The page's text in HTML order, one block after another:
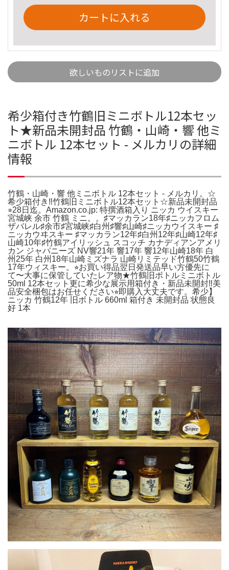
カートに入れる
欲しいものリストに追加
希少箱付き竹鶴旧ミニボトル12本セッ
ト★新品未開封品 竹鶴・山崎・響 他ミ
ニボトル 12本セット - メルカリの詳細
情報
竹鶴・山崎・響 他ミニボトル 12本セット - メルカリ。☆
希少箱付き‼竹鶴旧ミニボトル12本セット☆新品未開封品
⭐︎28日迄。Amazon.co.jp: 特撰酒箱入り ニッカ ウイスキー
宮城峡 余市 竹鶴 ミニ。。♯マッカラン18年♯ニッカフロム
ザバレル♯余市♯宮城峡♯白州♯響♯山崎♯ニッカウイスキー ♯
ニッカウヰスキー ♯マッカラン12年♯白州12年♯山崎12年♯
山崎10年♯竹鶴アイリッシュ スコッチ カナディアンアメリ
カン ジャパニーズ NV響21年 響17年 響12年山崎18年 白
州25年 白州18年山崎ミズナラ 山崎リミテッド竹鶴50竹鶴
17年ウィスキー。⭐︎お買い得品翌日発送品早い方優先に
て〜大事に保管していたレア物★竹鶴旧ボトルミニボトル
50ml 12本セット更に希少な展示用箱付き・新品未開封‼️美
品安全梱包はお任せください⭐︎即購入大丈夫です。希少】
ニッカ 竹鶴12年 旧ボトル 660ml 箱付き 未開封品 状態良
好 1本